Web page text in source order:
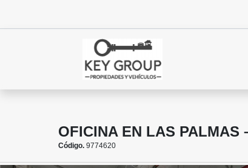
OFICINA EN LAS PALMAS
Código. 9774620